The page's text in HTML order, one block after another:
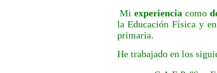
Miexperiencia como
la Educación Física y
primaria.
He trabajado en los